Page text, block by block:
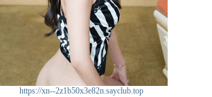
https://xn--2z1b50x3e82n.sayclub.top